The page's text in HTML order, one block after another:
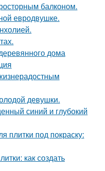
балконом.
евродвушке.
дома
девушки.
синий и глубокий
плитки под покраску:
как создать